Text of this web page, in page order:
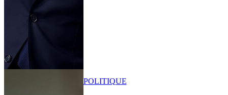
POLITIQUE